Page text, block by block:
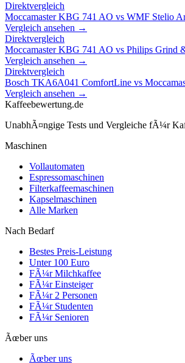
Direktvergleich
Moccamaster KBG 741 AO vs WMF Stelio
Vergleich ansehen →
Direktvergleich
Moccamaster KBG 741 AO vs Philips Grind
Vergleich ansehen →
Direktvergleich
Bosch TKA6A041 ComfortLine vs
Vergleich ansehen →
Kaffeebewertung.de
UnabhÃ¤ngige Tests und Vergleiche fÃ¼r
Maschinen
Vollautomaten
Espressomaschinen
Filterkaffeemaschinen
Kapselmaschinen
Alle Marken
Nach Bedarf
Bestes Preis-Leistung
Unter 100 Euro
FÃ¼r Milchkaffee
FÃ¼r Einsteiger
FÃ¼r 2 Personen
FÃ¼r Studenten
FÃ¼r Senioren
Ãœber uns
Ãœber uns